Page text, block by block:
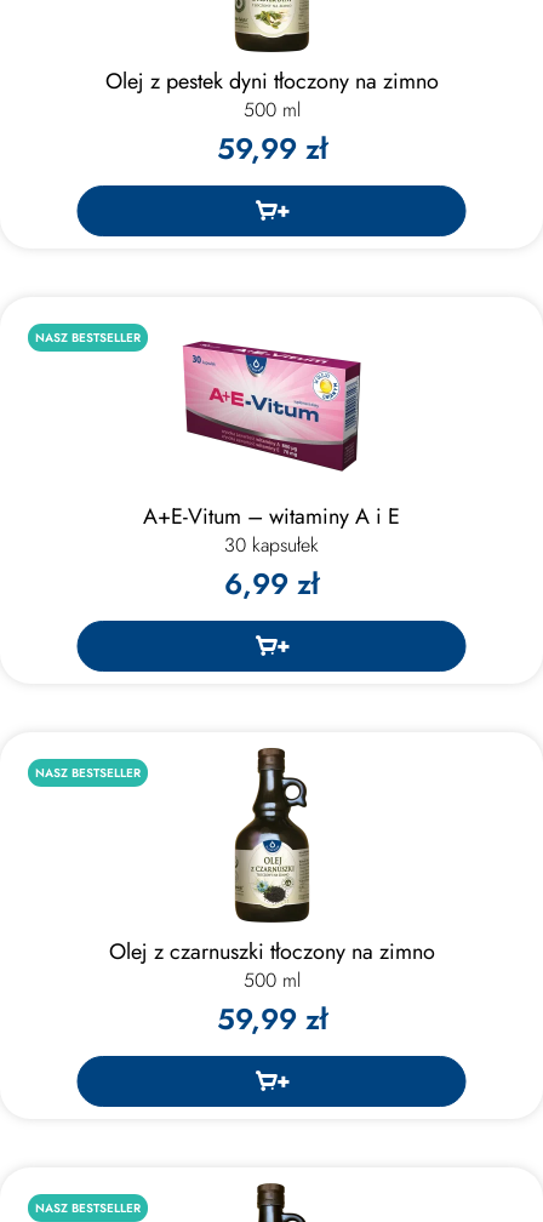
Olej z pestek dyni tłoczony na zimno
500 ml
59,99 zł
NASZ BESTSELLER
A+E-Vitum – witaminy A i E
30 kapsułek
6,99 zł
NASZ BESTSELLER
Olej z czarnuszki tłoczony na zimno
500 ml
59,99 zł
NASZ BESTSELLER